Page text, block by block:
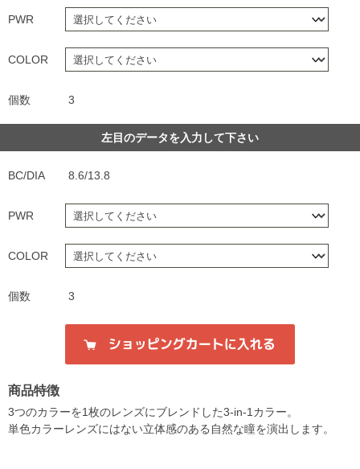
PWR
COLOR
個数 3
左目のデータを入力して下さい
BC/DIA 8.6/13.8
PWR
COLOR
個数 3
商品特徴
3つのカラーを1枚のレンズにブレンドした3-in-1カラー。
単色カラーレンズにはない立体感のある自然な瞳を演出します。